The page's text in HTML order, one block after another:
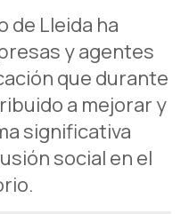
de Lleida ha
y agentes
que durante
a mejorar y
significativa
social en el